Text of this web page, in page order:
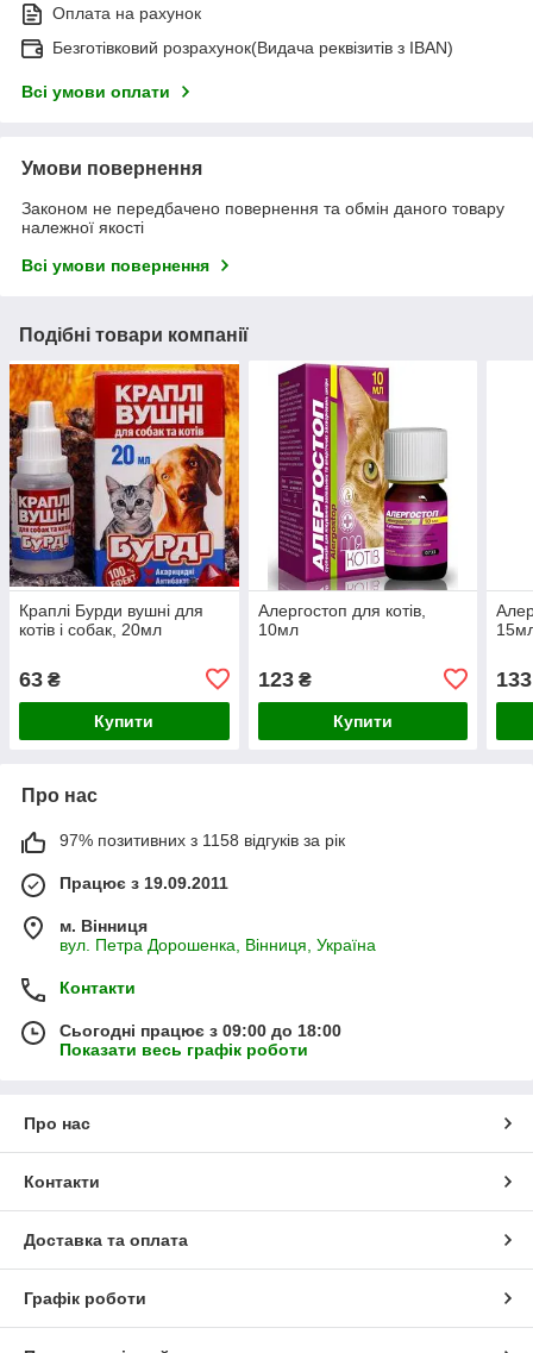
Оплата на рахунок
Безготівковий розрахунок(Видача реквізитів з IBAN)
Всі умови оплати
Умови повернення
Законом не передбачено повернення та обмін даного товару
належної якості
Всі умови повернення
Подібні товари компанії
Краплі Бурди вушні для
котів і собак, 20мл
63 ₴
Купити
Алергостоп для котів,
10мл
123₴
Купити
133
Про нас
97% позитивних з 1158 відгуків за рік
Працює з 19.09.2011
м. Вінниця
вул. Петра Дорошенка, Вінниця, Україна
Контакти
Сьогодні працює з 09:00 до 18:00
Показати весь графік роботи
Про нас
Контакти
Доставка та оплата
Графік роботи